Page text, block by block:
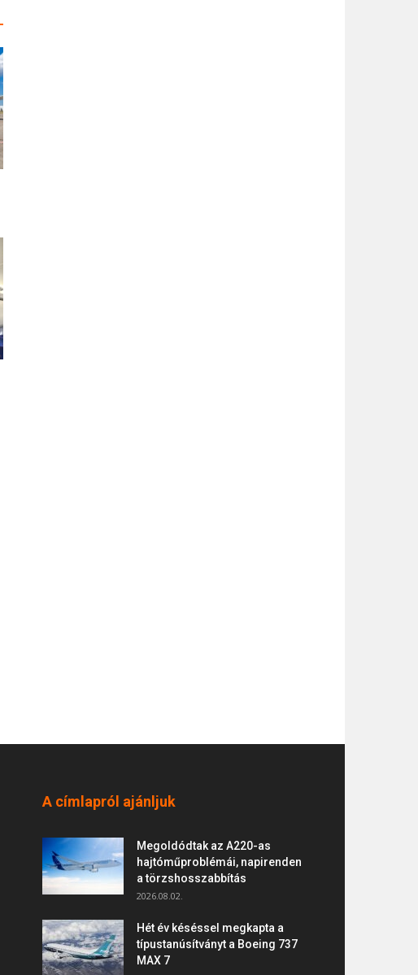
A címlapról ajánljuk
Megoldódtak az A220-as
hajtóműproblémái, napirenden
a törzshosszabbítás
2026.08.02.
Hét év késéssel megkapta a
típustanúsítványt a Boeing 737
MAX 7